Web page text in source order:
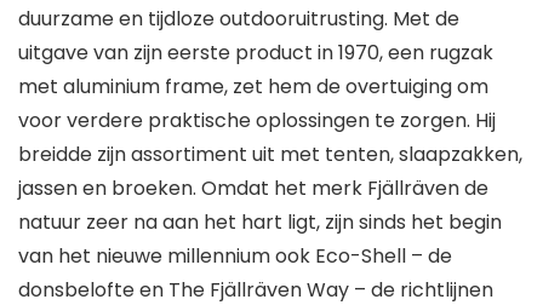
duurzame en tijdloze outdooruitrusting. Met de
uitgave van zijn eerste product in 1970, een rugzak
met aluminium frame, zet hem de overtuiging om
voor verdere praktische oplossingen te zorgen. Hij
breidde zijn assortiment uit met tenten, slaapzakken,
jassen en broeken. Omdat het merk Fjällräven de
natuur zeer na aan het hart ligt, zijn sinds het begin
van het nieuwe millennium ook Eco-Shell – de
donsbelofte en The Fjällräven Way – de richtlijnen